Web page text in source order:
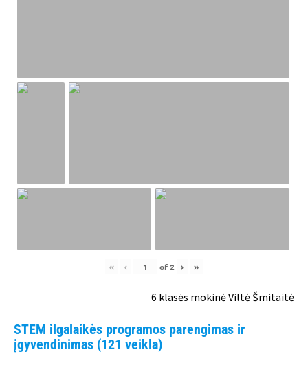
« ‹ of2 › »
6 klasės mokinė Viltė Šmitaitė
STEM ilgalaikės programos parengimas ir
įgyvendinimas (121 veikla)